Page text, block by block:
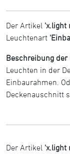
Der Artikel 'x.light
Leuchtenart
Beschreibung
Leuchten in der
Einbaurahmen.
Deckenauschnitt
Der Artikel 'x.light